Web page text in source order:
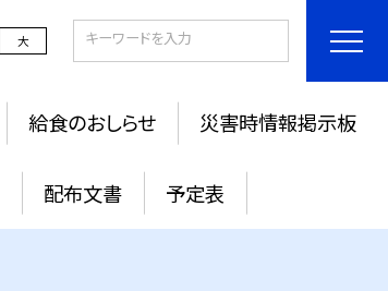
大
給食のおしらせ 災害時情報掲示板
配布文書 予定表